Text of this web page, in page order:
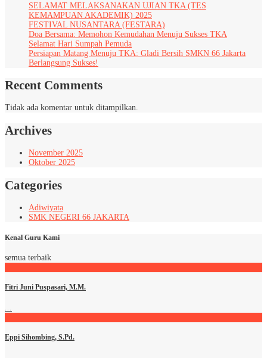
SELAMAT MELAKSANAKAN UJIAN TKA (TES
KEMAMPUAN AKADEMIK) 2025
FESTIVAL NUSANTARA (FESTARA)
Doa Bersama: Memohon Kemudahan Menuju Sukses TKA
Selamat Hari Sumpah Pemuda
Persiapan Matang Menuju TKA: Gladi Bersih SMKN 66 Jakarta
Berlangsung Sukses!
Recent Comments
Tidak ada komentar untuk ditampilkan.
Archives
November 2025
Oktober 2025
Categories
Adiwiyata
SMK NEGERI 66 JAKARTA
Kenal Guru Kami
semua terbaik
Fitri Juni Puspasari, M.M.
Eppi Sihombing, S.Pd.